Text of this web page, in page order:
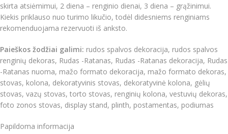
skirta atsiėmimui, 2 diena – renginio dienai, 3 diena – grąžinimui.
Kiekis priklauso nuo turimo likučio, todėl didesniems renginiams
rekomenduojama rezervuoti iš anksto.
Paieškos žodžiai galimi: rudos spalvos dekoracija, rudos spalvos
renginių dekoras, Rudas -Ratanas, Rudas -Ratanas dekoracija, Rudas
-Ratanas nuoma, mažo formato dekoracija, mažo formato dekoras,
stovas, kolona, dekoratyvinis stovas, dekoratyvinė kolona, gėlių
stovas, vazų stovas, torto stovas, renginių kolona, vestuvių dekoras,
foto zonos stovas, display stand, plinth, postamentas, podiumas
Papildoma informacija